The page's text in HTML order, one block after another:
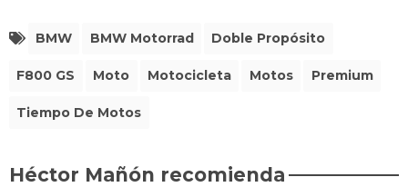
BMW BMW Motorrad Doble Propósito
F800 GS Moto Motocicleta Motos Premium
Tiempo De Motos
Héctor Mañón recomienda